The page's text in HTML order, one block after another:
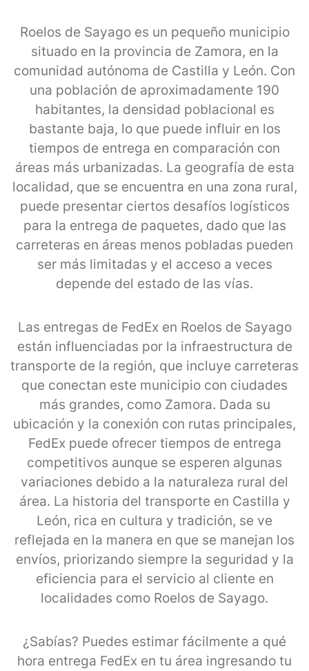
Roelos de Sayago es un pequeño municipio
situado en la provincia de Zamora, en la
comunidad autónoma de Castilla y León. Con
una población de aproximadamente 190
habitantes, la densidad poblacional es
bastante baja, lo que puede influir en los
tiempos de entrega en comparación con
áreas más urbanizadas. La geografía de esta
localidad, que se encuentra en una zona rural,
puede presentar ciertos desafíos logísticos
para la entrega de paquetes, dado que las
carreteras en áreas menos pobladas pueden
ser más limitadas y el acceso a veces
depende del estado de las vías.
Las entregas de FedEx en Roelos de Sayago
están influenciadas por la infraestructura de
transporte de la región, que incluye carreteras
que conectan este municipio con ciudades
más grandes, como Zamora. Dada su
ubicación y la conexión con rutas principales,
FedEx puede ofrecer tiempos de entrega
competitivos aunque se esperen algunas
variaciones debido a la naturaleza rural del
área. La historia del transporte en Castilla y
León, rica en cultura y tradición, se ve
reflejada en la manera en que se manejan los
envíos, priorizando siempre la seguridad y la
eficiencia para el servicio al cliente en
localidades como Roelos de Sayago.
¿Sabías? Puedes estimar fácilmente a qué
hora entrega FedEx en tu área ingresando tu